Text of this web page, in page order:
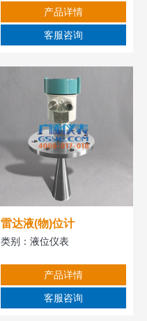
产品详情
客服咨询
雷达液(物)位计
类别：液位仪表
产品详情
客服咨询